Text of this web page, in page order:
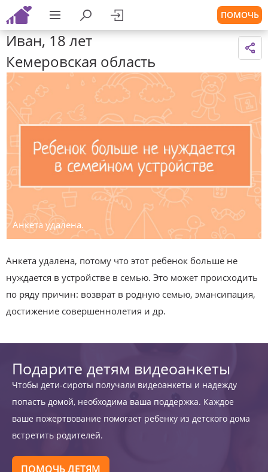
ПОМОЧЬ
Иван, 18 лет
Кемеровская область
Анкета удалена.
Анкета удалена, потому что этот ребенок больше не
нуждается в устройстве в семью. Это может происходить
по ряду причин: возврат в родную семью, эмансипация,
достижение совершеннолетия и др.
Подарите детям видеоанкеты
Чтобы дети-сироты получали видеоанкеты и надежду
попасть домой, необходима ваша поддержка. Каждое
ваше пожертвование помогает ребенку из детского дома
встретить родителей.
ПОМОЧЬ ДЕТЯМ